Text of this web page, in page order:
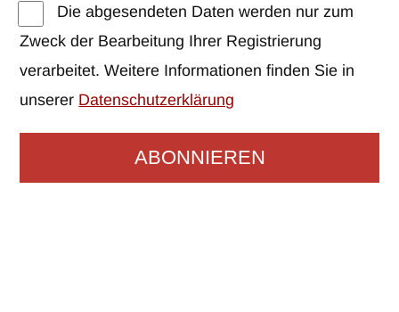
Die abgesendeten Daten werden nur zum
Zweck der Bearbeitung Ihrer Registrierung
verarbeitet. Weitere Informationen finden Sie in
unserer Datenschutzerklärung